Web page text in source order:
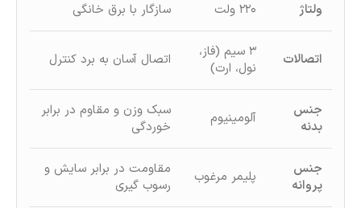
ولتاژ ۲۲۰ ولت سازگار با برق خانگی
اتصالات
۳ سیم (فاز،
نول، ارت)
اتصال آسان به برد کنترل
جنس
بدنه
آلومینیوم
سبک‌ وزن و مقاوم در برابر
خوردگی
جنس
پروانه
پلیمر مرغوب
مقاومت در برابر سایش و
رسوب‌ گیری